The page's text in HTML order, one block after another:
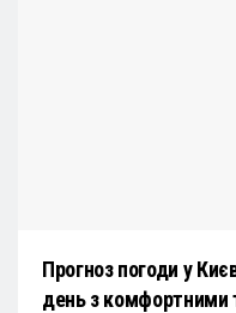
Прогноз погоди у
день з комфортними